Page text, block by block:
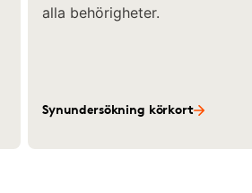
alla behörigheter.
Synundersökning körkort